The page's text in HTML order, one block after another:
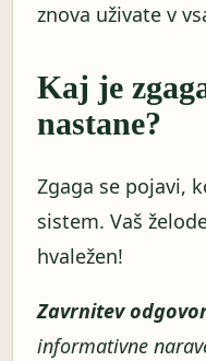
znova uživate v
Kaj je
nastane?
Zgaga se pojavi,
sistem. Vaš
hvaležen!
Zavrnitev
informativne